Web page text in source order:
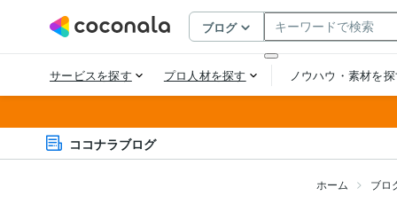
ココナラブログ
ホーム ブロ